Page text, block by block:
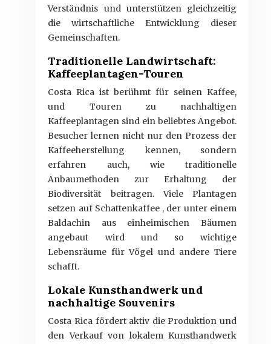
Verständnis und unterstützen gleichzeitig
die wirtschaftliche Entwicklung dieser
Gemeinschaften.
Traditionelle Landwirtschaft:
Kaffeeplantagen-Touren
Costa Rica ist berühmt für seinen Kaffee,
und Touren zu nachhaltigen
Kaffeeplantagen sind ein beliebtes Angebot.
Besucher lernen nicht nur den Prozess der
Kaffeeherstellung kennen, sondern
erfahren auch, wie traditionelle
Anbaumethoden zur Erhaltung der
Biodiversität beitragen. Viele Plantagen
setzen auf Schattenkaffee , der unter einem
Baldachin aus einheimischen Bäumen
angebaut wird und so wichtige
Lebensräume für Vögel und andere Tiere
schafft.
Lokale Kunsthandwerk und
nachhaltige Souvenirs
Costa Rica fördert aktiv die Produktion und
den Verkauf von lokalem Kunsthandwerk